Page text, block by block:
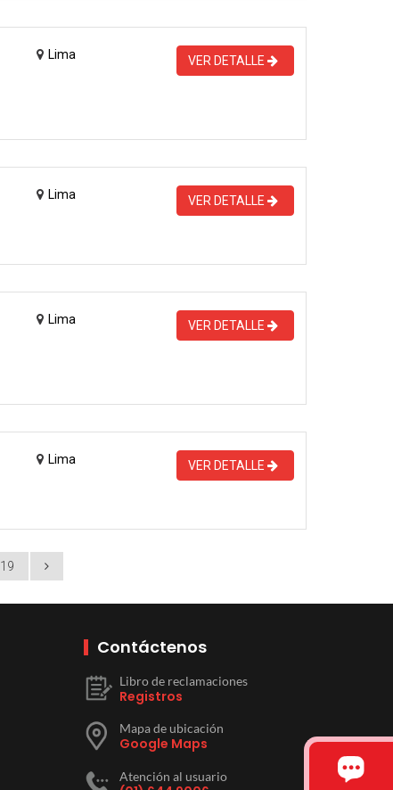
Lima VER DETALLE
Lima VER DETALLE
Lima VER DETALLE
Lima VER DETALLE
19
Contáctenos
Libro de reclamaciones
Registros
Mapa de ubicación
Google Maps
Atención al usuario